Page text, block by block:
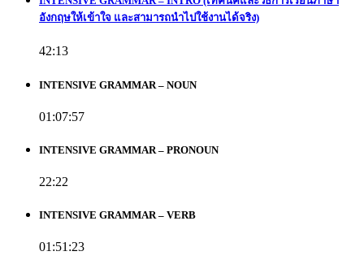
อังกฤษให้เข้าใจ และสามารถนำไปใช้งานได้จริง)
42:13
INTENSIVE GRAMMAR – NOUN
01:07:57
INTENSIVE GRAMMAR – PRONOUN
22:22
INTENSIVE GRAMMAR – VERB
01:51:23